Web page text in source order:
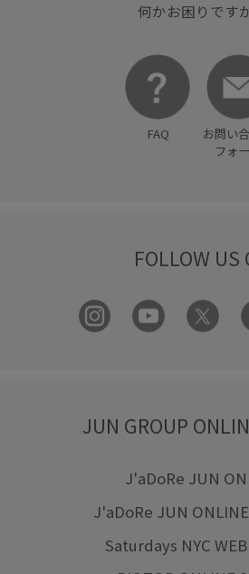
何かお困りです
FAQ
お問い
フォ
FOLLOW US
JUN GROUP
J'aDoRe JUN
J'aDoRe JUN
Saturdays NYC